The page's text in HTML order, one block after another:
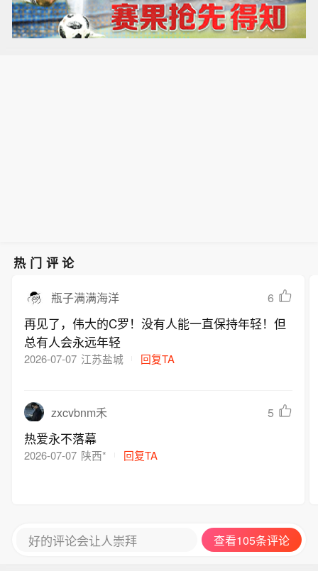
热门评论
瓶子满满海洋 6
再见了，伟大的C罗！没有人能一直保持年轻！但
总有人会永远年轻
2026-07-07 江苏盐城 回复TA
zxcvbnm禾 5
热爱永不落幕
2026-07-07 陕西* 回复TA
好的评论会让人崇拜 查看105条评论